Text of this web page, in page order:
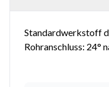
Standardwerkstoff
Rohranschluss: 24°